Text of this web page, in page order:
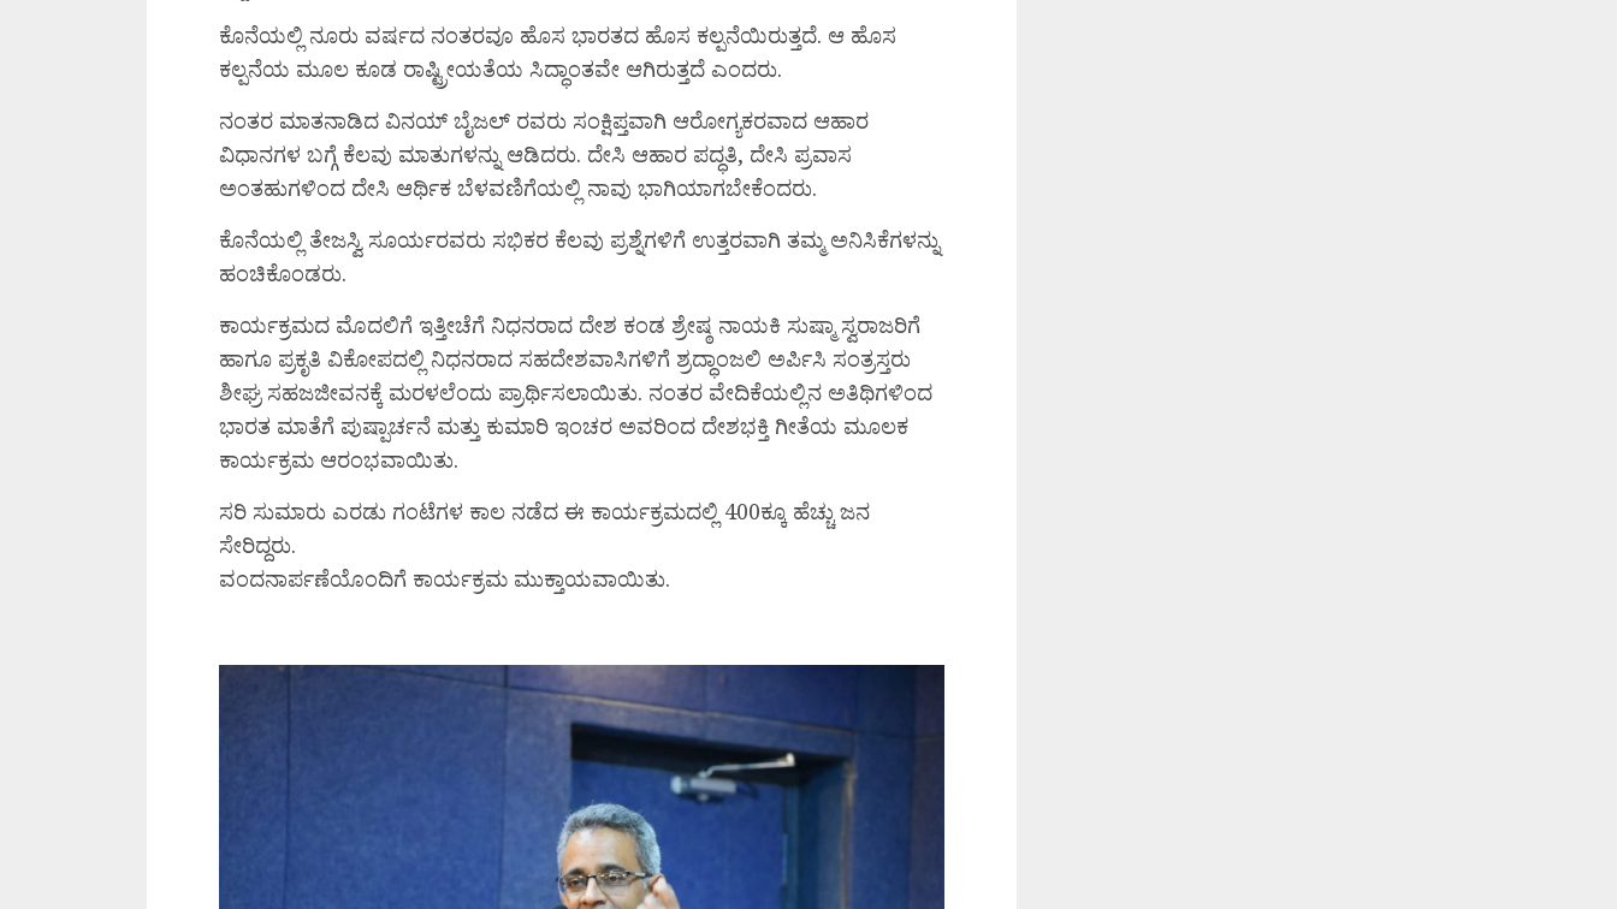
ಕೊನೆಯಲ್ಲಿ ನೂರು ವರ್ಷದ ನಂತರವೂ ಹೊಸ ಭಾರತದ ಹೊಸ ಕಲ್ಪನೆಯಿರುತ್ತದೆ. ಆ ಹೊಸ
ಕಲ್ಪನೆಯ ಮೂಲ ಕೂಡ ರಾಷ್ಟ್ರೀಯತೆಯ ಸಿದ್ಧಾಂತವೇ ಆಗಿರುತ್ತದೆ ಎಂದರು.
ನಂತರ ಮಾತನಾಡಿದ ವಿನಯ್ ಬೈಜಲ್ ರವರು ಸಂಕ್ಷಿಪ್ತವಾಗಿ ಆರೋಗ್ಯಕರವಾದ ಆಹಾರ
ವಿಧಾನಗಳ ಬಗ್ಗೆ ಕೆಲವು ಮಾತುಗಳನ್ನು ಆಡಿದರು. ದೇಸಿ ಆಹಾರ ಪದ್ಧತಿ, ದೇಸಿ ಪ್ರವಾಸ
ಅಂತಹುಗಳಿಂದ ದೇಸಿ ಆರ್ಥಿಕ ಬೆಳವಣಿಗೆಯಲ್ಲಿ ನಾವು ಭಾಗಿಯಾಗಬೇಕೆಂದರು.
ಕೊನೆಯಲ್ಲಿ ತೇಜಸ್ವಿ ಸೂರ್ಯರವರು ಸಭಿಕರ ಕೆಲವು ಪ್ರಶ್ನೆಗಳಿಗೆ ಉತ್ತರವಾಗಿ ತಮ್ಮ ಅನಿಸಿಕೆಗಳನ್ನು
ಹಂಚಿಕೊಂಡರು.
ಕಾರ್ಯಕ್ರಮದ ಮೊದಲಿಗೆ ಇತ್ತೀಚೆಗೆ ನಿಧನರಾದ ದೇಶ ಕಂಡ ಶ್ರೇಷ್ಠ ನಾಯಕಿ ಸುಷ್ಮಾ ಸ್ವರಾಜರಿಗೆ
ಹಾಗೂ ಪ್ರಕೃತಿ ವಿಕೋಪದಲ್ಲಿ ನಿಧನರಾದ ಸಹದೇಶವಾಸಿಗಳಿಗೆ ಶ್ರದ್ಧಾಂಜಲಿ ಅರ್ಪಿಸಿ ಸಂತ್ರಸ್ತರು
ಶೀಘ್ರ ಸಹಜಜೀವನಕ್ಕೆ ಮರಳಲೆಂದು ಪ್ರಾರ್ಥಿಸಲಾಯಿತು. ನಂತರ ವೇದಿಕೆಯಲ್ಲಿನ ಅತಿಥಿಗಳಿಂದ
ಭಾರತ ಮಾತೆಗೆ ಪುಷ್ಪಾರ್ಚನೆ ಮತ್ತು ಕುಮಾರಿ ಇಂಚರ ಅವರಿಂದ ದೇಶಭಕ್ತಿ ಗೀತೆಯ ಮೂಲಕ
ಕಾರ್ಯಕ್ರಮ ಆರಂಭವಾಯಿತು.
ಸರಿ ಸುಮಾರು ಎರಡು ಗಂಟೆಗಳ ಕಾಲ ನಡೆದ ಈ ಕಾರ್ಯಕ್ರಮದಲ್ಲಿ 400ಕ್ಕೂ ಹೆಚ್ಚು ಜನ
ಸೇರಿದ್ದರು.
ವಂದನಾರ್ಪಣೆಯೊಂದಿಗೆ ಕಾರ್ಯಕ್ರಮ ಮುಕ್ತಾಯವಾಯಿತು.